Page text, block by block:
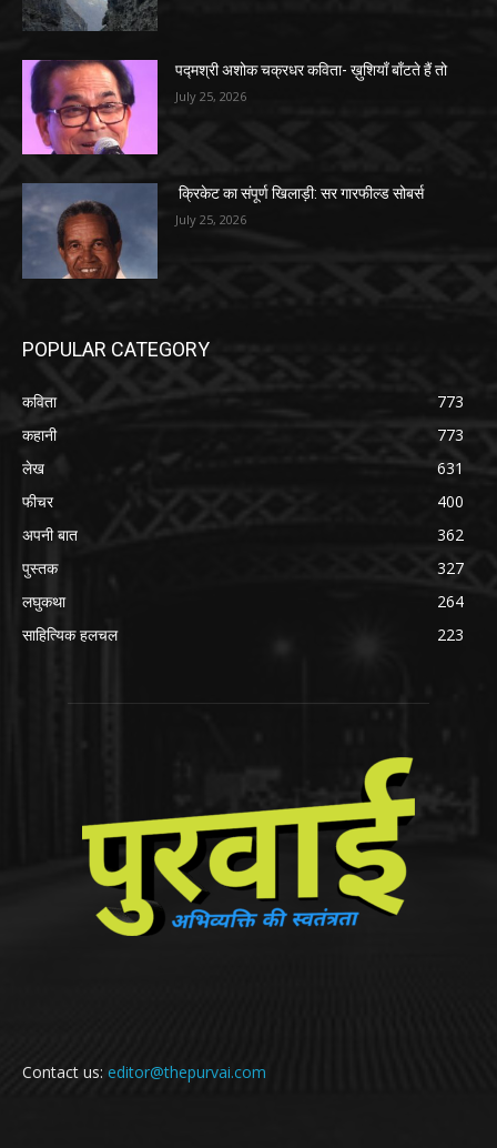
पद्मश्री अशोक चक्रधर कविता- ख़ुशियाँ बाँटते हैं तो
July 25, 2026
क्रिकेट का संपूर्ण खिलाड़ी: सर गारफील्ड सोबर्स
July 25, 2026
POPULAR CATEGORY
कविता
773
कहानी
773
लेख
631
फीचर
400
अपनी बात
362
पुस्तक
327
लघुकथा
264
साहित्यिक हलचल
223
Contact us: editor@thepurvai.com